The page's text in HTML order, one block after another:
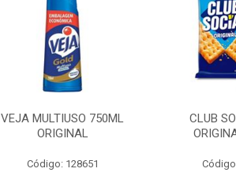
VEJA MULTIUSO 750ML
ORIGINAL
Código: 128651
CLUB